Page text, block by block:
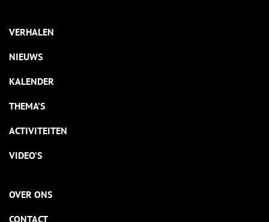
VERHALEN
NIEUWS
KALENDER
THEMA’S
ACTIVITEITEN
VIDEO’S
OVER ONS
CONTACT